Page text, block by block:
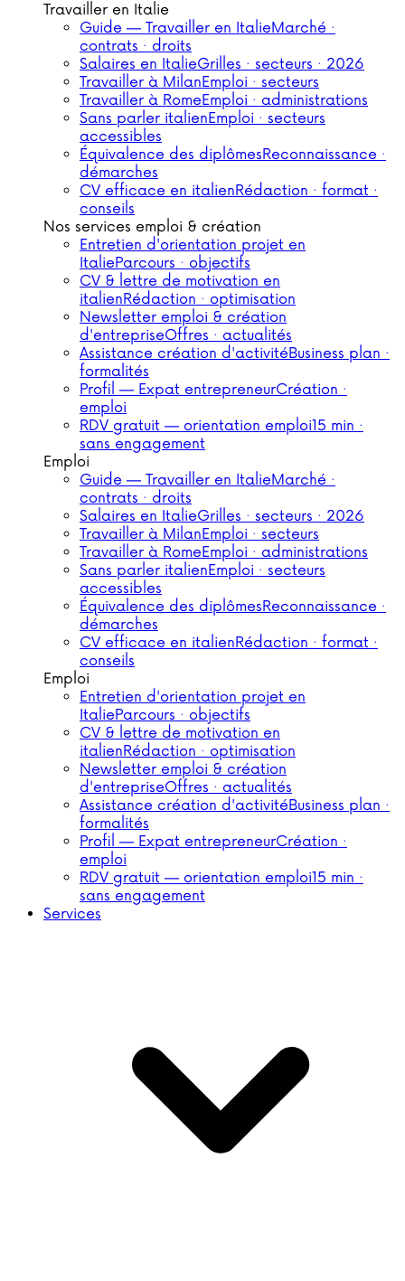
Travailler en Italie
Guide — Travailler en ItalieMarché ·
contrats · droits
Salaires en ItalieGrilles · secteurs · 2026
Travailler à MilanEmploi · secteurs
Travailler à RomeEmploi · administrations
Sans parler italienEmploi · secteurs
accessibles
Équivalence des diplômesReconnaissance ·
démarches
CV efficace en italienRédaction · format ·
conseils
Nos services emploi & création
Entretien d'orientation projet en
ItalieParcours · objectifs
CV & lettre de motivation en
italienRédaction · optimisation
Newsletter emploi & création
d'entrepriseOffres · actualités
Assistance création d'activitéBusiness plan ·
formalités
Profil — Expat entrepreneurCréation ·
emploi
RDV gratuit — orientation emploi15 min ·
sans engagement
Emploi
Guide — Travailler en ItalieMarché ·
contrats · droits
Salaires en ItalieGrilles · secteurs · 2026
Travailler à MilanEmploi · secteurs
Travailler à RomeEmploi · administrations
Sans parler italienEmploi · secteurs
accessibles
Équivalence des diplômesReconnaissance ·
démarches
CV efficace en italienRédaction · format ·
conseils
Emploi
Entretien d'orientation projet en
ItalieParcours · objectifs
CV & lettre de motivation en
italienRédaction · optimisation
Newsletter emploi & création
d'entrepriseOffres · actualités
Assistance création d'activitéBusiness plan ·
formalités
Profil — Expat entrepreneurCréation ·
emploi
RDV gratuit — orientation emploi15 min ·
sans engagement
Services